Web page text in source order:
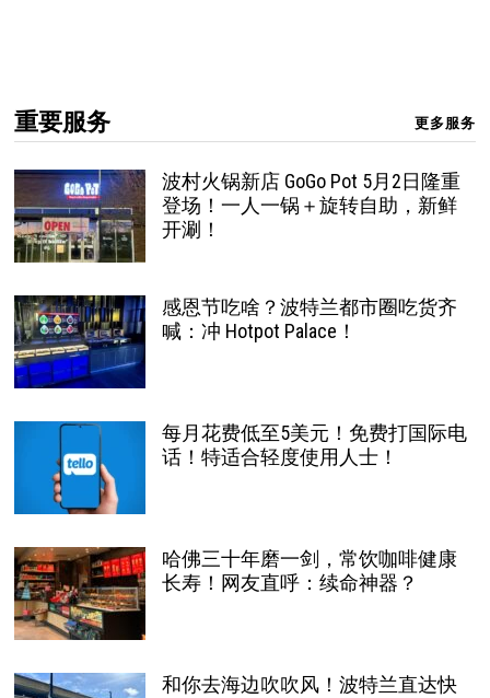
重要服务 更多服务
波村火锅新店 GoGo Pot 5月2日隆重
登场！一人一锅＋旋转自助，新鲜
开涮！
感恩节吃啥？波特兰都市圈吃货齐
喊：冲 Hotpot Palace！
每月花费低至5美元！免费打国际电
话！特适合轻度使用人士！
哈佛三十年磨一剑，常饮咖啡健康
长寿！网友直呼：续命神器？
和你去海边吹吹风！波特兰直达快